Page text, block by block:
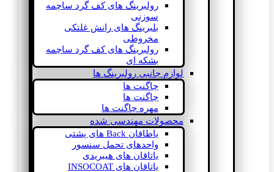
رولبرینگ های کف گرد ساچمه
سوزنی
بلبرینگ های رانش غلتکی
مخروطی
رولبرینگ های کف گرد ساچمه
بشکه ای
لوازم جانبی رولبرینگ ها
چاگنت ها
چاگنت ها
مهره چاگنت ها
محصولات مهندسی شده
یاطاقان Back های پشتی
واحدهای تحمل سنسور
یاتاقان های هیبریدی
یاتاقان های INSOCOAT